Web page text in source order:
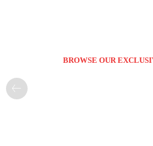
BROWSE OUR